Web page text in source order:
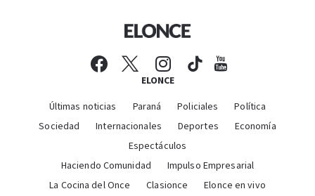
ELONCE
Últimas noticias Paraná Policiales
Política
Sociedad
Internacionales Deportes
Economía
Espectáculos
Haciendo Comunidad
Impulso Empresarial
La Cocina del Once
Clasionce Elonce en vivo